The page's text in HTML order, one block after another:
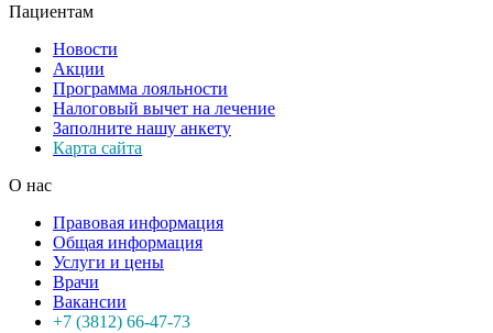
Пациентам
Новости
Акции
Программа лояльности
Налоговый вычет на лечение
Заполните нашу анкету
Карта сайта
О нас
Правовая информация
Общая информация
Услуги и цены
Врачи
Вакансии
+7 (3812) 66-47-73